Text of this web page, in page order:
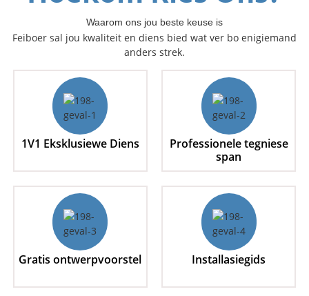
Waarom ons jou beste keuse is
Feiboer sal jou kwaliteit en diens bied wat ver bo enigiemand
anders strek.
1V1 Eksklusiewe Diens
Professionele tegniese
span
Gratis ontwerpvoorstel Installasiegids